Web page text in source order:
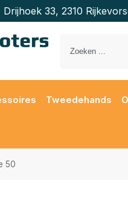
Drijhoek 33, 2310
Tweedehands
50